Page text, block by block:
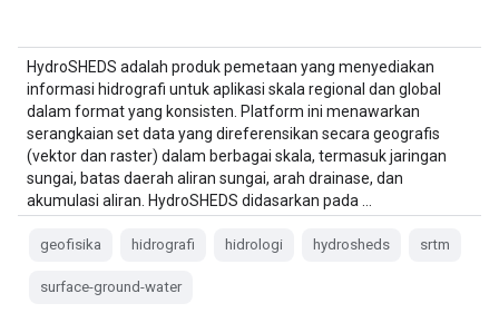
HydroSHEDS adalah produk pemetaan yang menyediakan
informasi hidrografi untuk aplikasi skala regional dan global
dalam format yang konsisten. Platform ini menawarkan
serangkaian set data yang direferensikan secara geografis
(vektor dan raster) dalam berbagai skala, termasuk jaringan
sungai, batas daerah aliran sungai, arah drainase, dan
akumulasi aliran. HydroSHEDS didasarkan pada …
geofisika hidrografi hidrologi hydrosheds srtm
surface-ground-water